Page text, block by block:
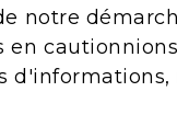
notre
en